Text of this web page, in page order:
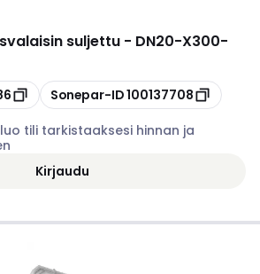
suljettu - DN20-X300-
Kopioi
Sonepar-ID100137708
tili tarkistaaksesi hinnan ja
Kirjaudu